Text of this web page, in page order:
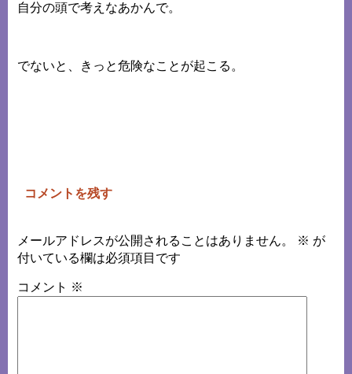
自分の頭で考えなあかんで。
でないと、きっと危険なことが起こる。
コメントを残す
メールアドレスが公開されることはありません。 ※ が
付いている欄は必須項目です
コメント ※